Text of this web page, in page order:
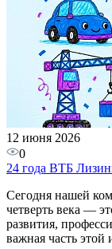
12 июня 2026
0
24 года ВТБ
Сегодня нашей
четверть века —
развития,
важная часть этой